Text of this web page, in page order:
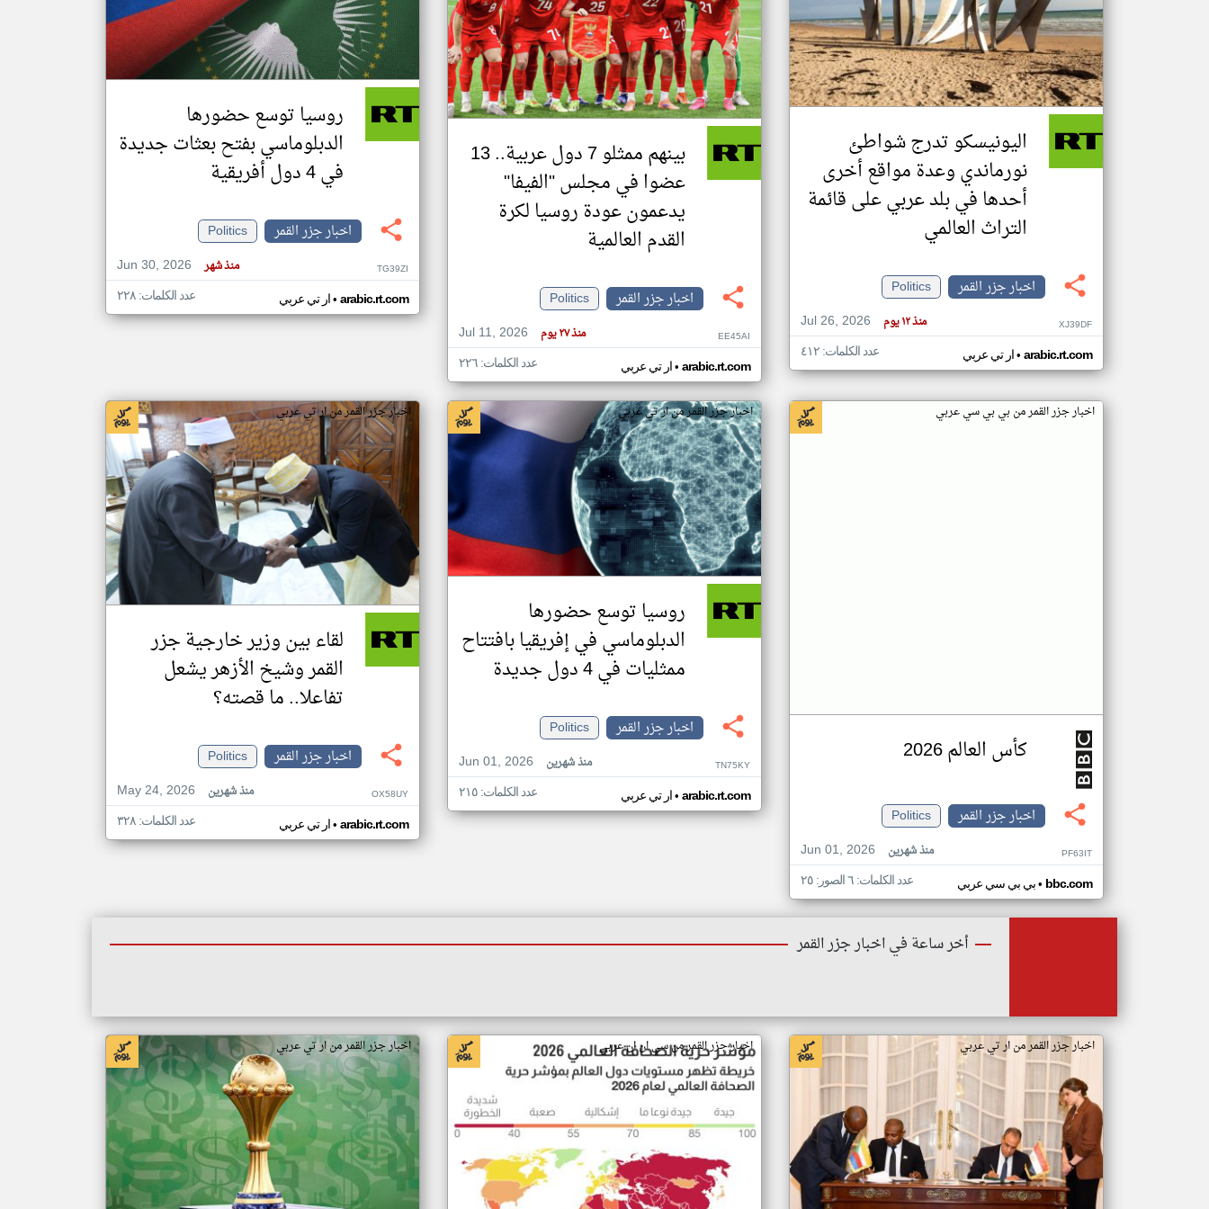
تغيير الدولة
اخبار جزر القمر على مدار الساعة
أهم اخبار جزر القمر العاجلة والمباشرة
اليونيسكو تدرج شواطئ
نورماندي وعدة مواقع أخرى
أحدها في بلد عربي على قائمة
التراث العالمي
اخبار جزر القمر
Politics
Jul 26, 2026
منذ ١٢ يوم XJ39DF
ار تي عربي• arabic.rt.com عدد الكلمات: ٤١٢
بينهم ممثلو 7 دول عربية.. 13
عضوا في مجلس "الفيفا"
يدعمون عودة روسيا لكرة
القدم العالمية
اخبار جزر القمر
Politics
Jul 11, 2026
منذ ٢٧ يوم EE45AI
ار تي عربي• arabic.rt.com عدد الكلمات: ٢٢٦
روسيا توسع حضورها
الدبلوماسي بفتح بعثات جديدة
في 4 دول أفريقية
اخبار جزر القمر
Politics
Jun 30, 2026
منذ شهر TG39ZI
ار تي عربي• arabic.rt.com عدد الكلمات: ٢٢٨
اخبار جزر القمر من بي بي سي عربي
كأس العالم 2026
اخبار جزر القمر
Politics
Jun 01, 2026
منذ شهرين PF63IT
بي بي سي عربي• bbc.com عدد الكلمات: ٦ الصور: ٢٥
اخبار جزر القمر من ار تي عربي
روسيا توسع حضورها
الدبلوماسي في إفريقيا بافتتاح
ممثليات في 4 دول جديدة
اخبار جزر القمر
Politics
Jun 01, 2026
منذ شهرين TN75KY
ار تي عربي• arabic.rt.com عدد الكلمات: ٢١٥
اخبار جزر القمر من ار تي عربي
لقاء بين وزير خارجية جزر
القمر وشيخ الأزهر يشعل
تفاعلا.. ما قصته؟
اخبار جزر القمر
Politics
May 24, 2026
منذ شهرين OX58UY
ار تي عربي• arabic.rt.com عدد الكلمات: ٣٢٨
أخر ساعة في اخبار جزر القمر
اخبار جزر القمر من ار تي عربي اخبار جزر القمر من سي ان ان عربي اخبار جزر القمر من ار تي عربي
klyoum.com